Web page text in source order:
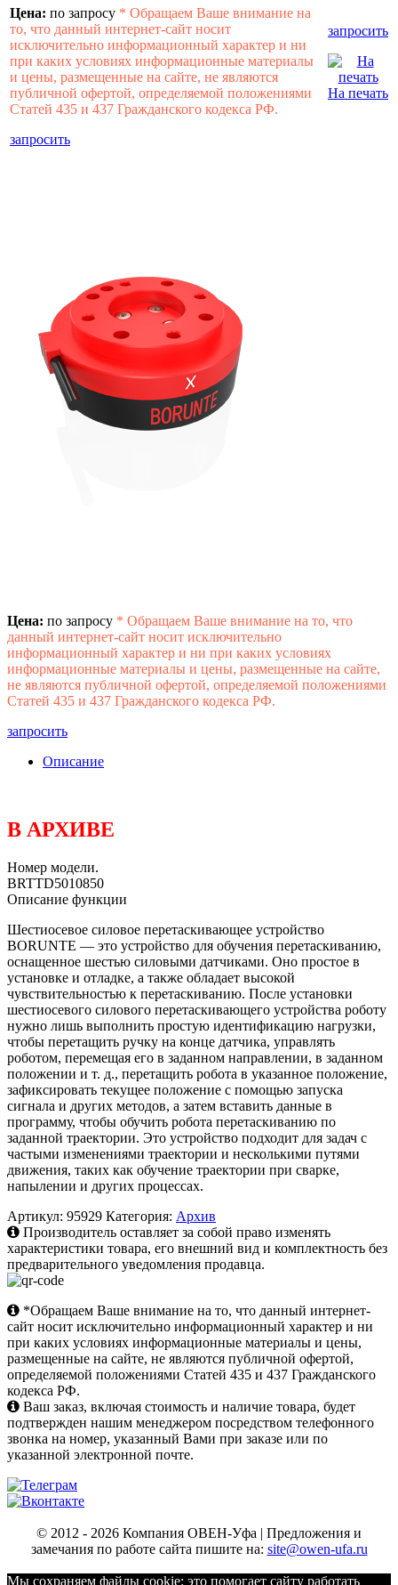
Цена: по запросу * Обращаем Ваше внимание на
то, что данный интернет-сайт носит
исключительно информационный характер и ни
при каких условиях информационные материалы
и цены, размещенные на сайте, не являются
публичной офертой, определяемой положениями
Статей 435 и 437 Гражданского кодекса РФ.
запросить
запросить
На печать
Цена: по запросу * Обращаем Ваше внимание на то, что
данный интернет-сайт носит исключительно
информационный характер и ни при каких условиях
информационные материалы и цены, размещенные на сайте,
не являются публичной офертой, определяемой положениями
Статей 435 и 437 Гражданского кодекса РФ.
запросить
Описание
В АРХИВЕ
Номер модели.
BRTTD5010850
Описание функции
Шестиосевое силовое перетаскивающее устройство
BORUNTE — это устройство для обучения перетаскиванию,
оснащенное шестью силовыми датчиками. Оно простое в
установке и отладке, а также обладает высокой
чувствительностью к перетаскиванию. После установки
шестиосевого силового перетаскивающего устройства роботу
нужно лишь выполнить простую идентификацию нагрузки,
чтобы перетащить ручку на конце датчика, управлять
роботом, перемещая его в заданном направлении, в заданном
положении и т. д., перетащить робота в указанное положение,
зафиксировать текущее положение с помощью запуска
сигнала и других методов, а затем вставить данные в
программу, чтобы обучить робота перетаскиванию по
заданной траектории. Это устройство подходит для задач с
частыми изменениями траектории и несколькими путями
движения, таких как обучение траектории при сварке,
напылении и других процессах.
Артикул: 95929 Категория: Архив
Производитель оставляет за собой право изменять
характеристики товара, его внешний вид и комплектность без
предварительного уведомления продавца.
*Обращаем Ваше внимание на то, что данный интернет-
сайт носит исключительно информационный характер и ни
при каких условиях информационные материалы и цены,
размещенные на сайте, не являются публичной офертой,
определяемой положениями Статей 435 и 437 Гражданского
кодекса РФ.
Ваш заказ, включая стоимость и наличие товара, будет
подтвержден нашим менеджером посредством телефонного
звонка на номер, указанный Вами при заказе или по
указанной электронной почте.
© 2012 - 2026 Компания ОВЕН-Уфа | Предложения и
замечания по работе сайта пишите на: site@owen-ufa.ru
Мы cохраняем файлы cookie: это помогает сайту работать